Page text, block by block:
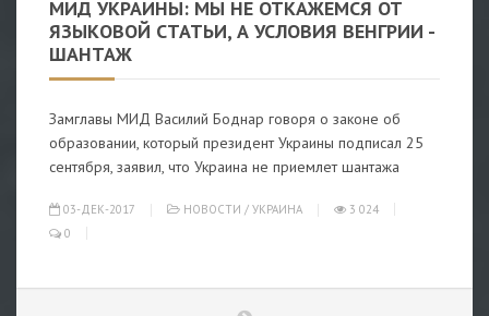
МИД УКРАИНЫ: МЫ НЕ ОТКАЖЕМСЯ ОТ
ЯЗЫКОВОЙ СТАТЬИ, А УСЛОВИЯ ВЕНГРИИ -
ШАНТАЖ
Замглавы МИД Василий Боднар говоря о законе об
образовании, который президент Украины подписал 25
сентября, заявил, что Украина не приемлет шантажа
03-ДЕК-2017 НОВОСТИ / УКРАИНА
3 024
0